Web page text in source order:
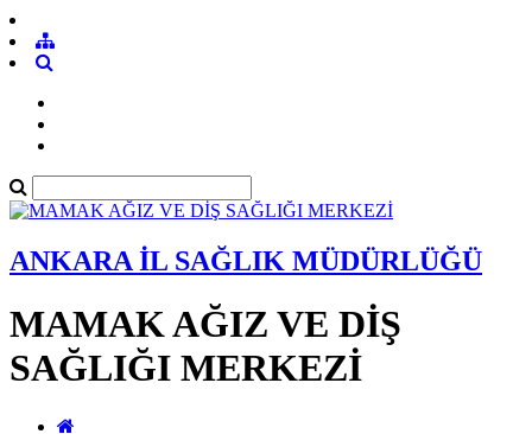
ANKARA İL SAĞLIK MÜDÜRLÜĞÜ
MAMAK AĞIZ VE DİŞ
SAĞLIĞI MERKEZİ